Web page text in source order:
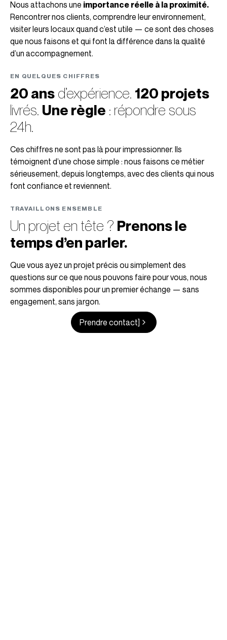
Nous attachons une importance réelle à la proximité.
Rencontrer nos clients, comprendre leur environnement,
visiter leurs locaux quand c’est utile — ce sont des choses
que nous faisons et qui font la différence dans la qualité
d’un accompagnement.
EN QUELQUES CHIFFRES
20 ans d’expérience. 120 projets
livrés. Une règle : répondre sous
24h.
Ces chiffres ne sont pas là pour impressionner. Ils
témoignent d’une chose simple : nous faisons ce métier
sérieusement, depuis longtemps, avec des clients qui nous
font confiance et reviennent.
TRAVAILLONS ENSEMBLE
Un projet en tête ? Prenons le
temps d’en parler.
Que vous ayez un projet précis ou simplement des
questions sur ce que nous pouvons faire pour vous, nous
sommes disponibles pour un premier échange — sans
engagement, sans jargon.
Prendre contact]